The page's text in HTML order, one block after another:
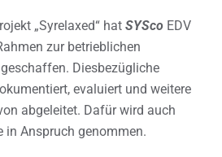
„Syrelaxed“ hat SYSco EDV
zur betrieblichen
Diesbezügliche
evaluiert und weitere
abgeleitet. Dafür wird auch
Anspruch genommen.